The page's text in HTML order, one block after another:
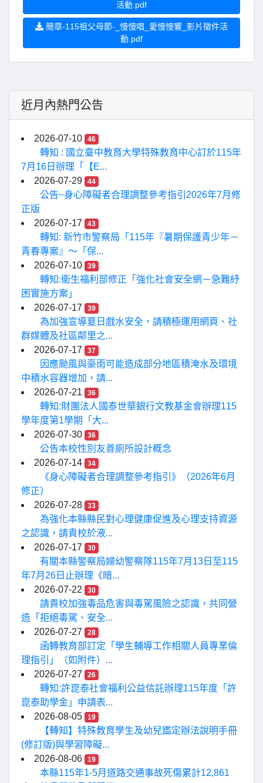
活動.pdf
簡章-115祖父母節-_慢慢唱_愛慢慢響_影片徵件活
動.pdf
近月內熱門公告
2026-07-10 46
轉知 : 國立臺中教育大學特殊教育中心訂於115年
7月16日辦理「【E...
2026-07-29
44
公告~身心障礙者合理調整參考指引2026年7月修
正版
2026-07-17
43
轉知: 新竹市警察局「115年『暑期保護青少年－
青春專案』〜「保...
2026-07-10
39
轉知:衛生福利部修正「強化社會安全網－急難紓
困實施方案」
2026-07-17
39
為加強宣導夏日戲水安全，請積極運用網頁、社
群媒體及社區鄰里之...
2026-07-17
37
因應颱風與豪雨可能造成部分地區積淹水及環境
中積水容器增加，請...
2026-07-21
36
轉知:財團法人國泰世華銀行文教基金會辦理115
學年度第1學期「大...
2026-07-30
36
公告本校性別友善廁所設計概念
2026-07-14
34
《身心障礙者合理調整參考指引》（2026年6月
修正）
2026-07-28
33
為強化本縣縣民對心理健康促進及心理支持資源
之認識，請貴校於液...
2026-07-17
30
有關本縣警察局婦幼警察隊115年7月13日至115
年7月26日止辦理《暗...
2026-07-22
30
請貴校加強毒品危害與毒駕風險之認識，共同營
造「拒絕毒駕、安全...
2026-07-27
28
函轉教育部訂定「學生輔導工作相關人員專業倫
理指引」（如附件）...
2026-07-27
26
轉知:許崑泰社會福利公益信託辦理115年度「許
崑泰助學金」申請表...
2026-08-05
19
【轉知】特殊教育學生及幼兒鑑定辦法說明手冊
(修訂版)與學習障礙...
2026-08-06
19
本縣115年1-5月道路交通事故死傷累計12,861